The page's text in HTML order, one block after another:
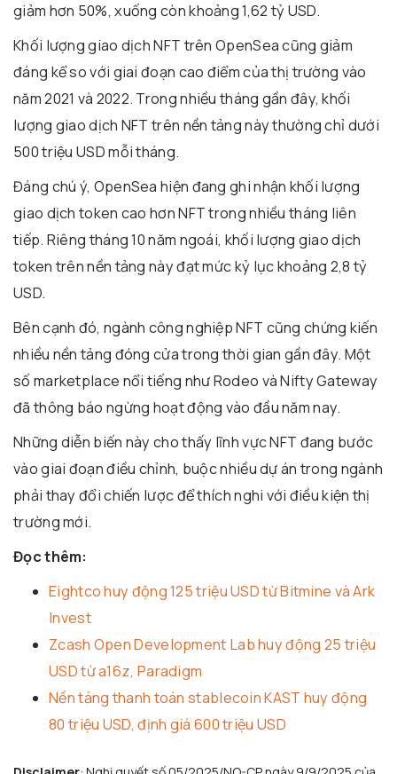
giảm hơn 50%, xuống còn khoảng 1,62 tỷ USD.
Khối lượng giao dịch NFT trên OpenSea cũng giảm
đáng kể so với giai đoạn cao điểm của thị trường vào
năm 2021 và 2022. Trong nhiều tháng gần đây, khối
lượng giao dịch NFT trên nền tảng này thường chỉ dưới
500 triệu USD mỗi tháng.
Đáng chú ý, OpenSea hiện đang ghi nhận khối lượng
giao dịch token cao hơn NFT trong nhiều tháng liên
tiếp. Riêng tháng 10 năm ngoái, khối lượng giao dịch
token trên nền tảng này đạt mức kỷ lục khoảng 2,8 tỷ
USD.
Bên cạnh đó, ngành công nghiệp NFT cũng chứng kiến
nhiều nền tảng đóng cửa trong thời gian gần đây. Một
số marketplace nổi tiếng như Rodeo và Nifty Gateway
đã thông báo ngừng hoạt động vào đầu năm nay.
Những diễn biến này cho thấy lĩnh vực NFT đang bước
vào giai đoạn điều chỉnh, buộc nhiều dự án trong ngành
phải thay đổi chiến lược để thích nghi với điều kiện thị
trường mới.
Đọc thêm:
Eightco huy động 125 triệu USD từ Bitmine và Ark
Invest
Zcash Open Development Lab huy động 25 triệu
USD từ a16z, Paradigm
Nền tảng thanh toán stablecoin KAST huy động
80 triệu USD, định giá 600 triệu USD